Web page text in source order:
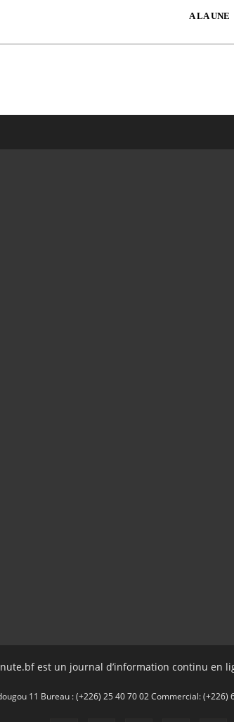
A LA UNE
est un journal d’information continu en
11 Bureau : (+226) 25 40 70 02 Commercial: